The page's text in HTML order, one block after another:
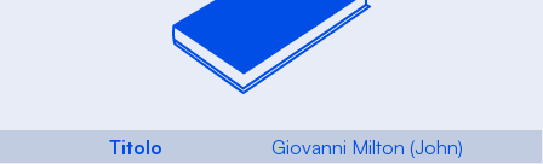
Titolo
Giovanni Milton (John)